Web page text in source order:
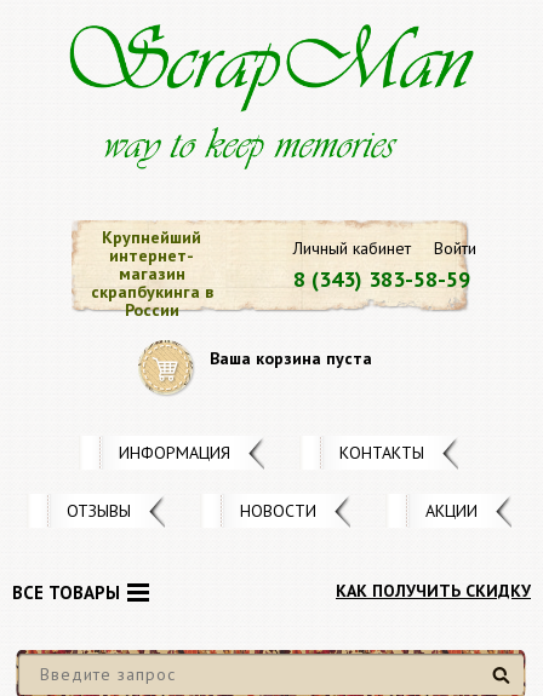
Личный кабинет Войти
8 (343) 383-58-59
Крупнейший
интернет-
магазин
скрапбукинга в
России
Ваша корзина пуста
ИНФОРМАЦИЯ КОНТАКТЫ
ОТЗЫВЫ НОВОСТИ АКЦИИ
КАК ПОЛУЧИТЬ СКИДКУ
ВСЕ ТОВАРЫ